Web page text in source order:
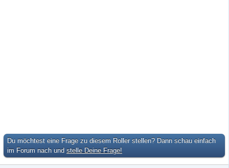
Du möchtest eine Frage zu diesem Roller stellen? Dann schau einfach
im Forum nach und stelle Deine Frage!